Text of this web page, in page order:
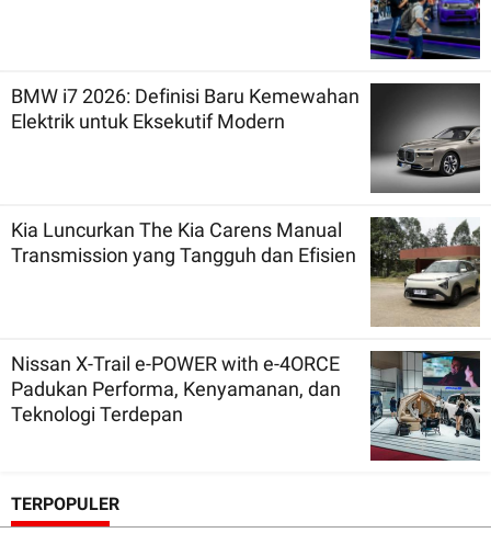
BMW i7 2026: Definisi Baru Kemewahan
Elektrik untuk Eksekutif Modern
Kia Luncurkan The Kia Carens Manual
Transmission yang Tangguh dan Efisien
Nissan X-Trail e-POWER with e-4ORCE
Padukan Performa, Kenyamanan, dan
Teknologi Terdepan
TERPOPULER